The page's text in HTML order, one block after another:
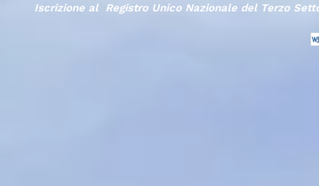
Iscrizione al Registro Unico Nazionale del Terzo